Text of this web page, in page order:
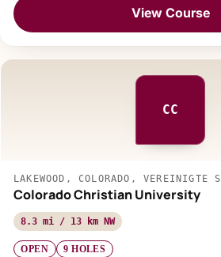
View Course
CC
LAKEWOOD, COLORADO, VEREINIGTE
Colorado Christian University
8.3 mi / 13 km NW
OPEN 9 HOLES